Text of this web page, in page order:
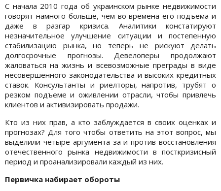
С начала 2010 года об украинском рынке недвижимости
говорят намного больше, чем во времена его подъема и
даже в разгар кризиса. Аналитики констатируют
незначительное улучшение ситуации и постепенную
стабилизацию рынка, но теперь не рискуют делать
долгосрочные прогнозы. Девелоперы продолжают
жаловаться на жизнь и всевозможные преграды в виде
несовершенного законодательства и высоких кредитных
ставок. Консультанты и риелторы, напротив, трубят о
резком подъеме и оживлении отрасли, чтобы привлечь
клиентов и активизировать продажи.
Кто из них прав, а кто заблуждается в своих оценках и
прогнозах? Для того чтобы ответить на этот вопрос, мы
выделили четыре аргумента за и против восстановления
отечественного рынка недвижимости в посткризисный
период и проанализировали каждый из них.
Первичка набирает обороты